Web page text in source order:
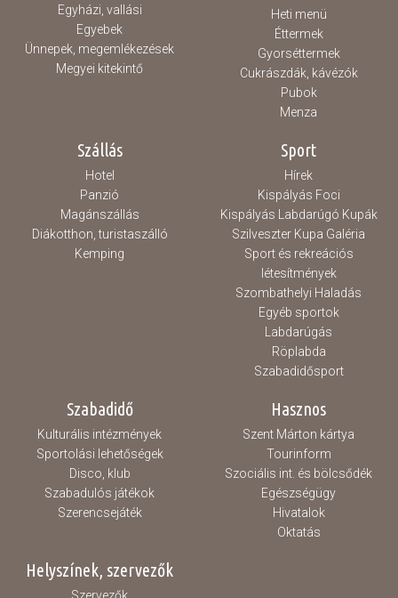
Egyházi, vallási
Egyebek
Ünnepek, megemlékezések
Megyei kitekintő
Heti menü
Éttermek
Gyorséttermek
Cukrászdák, kávézók
Pubok
Menza
Szállás
Hotel
Panzió
Magánszállás
Diákotthon, turistaszálló
Kemping
Sport
Hírek
Kispályás Foci
Kispályás Labdarúgó Kupák
Szilveszter Kupa Galéria
Sport és rekreációs
létesítmények
Szombathelyi Haladás
Egyéb sportok
Labdarúgás
Röplabda
Szabadidősport
Szabadidő
Kulturális intézmények
Sportolási lehetőségek
Disco, klub
Szabadulós játékok
Szerencsejáték
Hasznos
Szent Márton kártya
Tourinform
Szociális int. és bölcsődék
Egészségügy
Hivatalok
Oktatás
Helyszínek, szervezők
Szervezők